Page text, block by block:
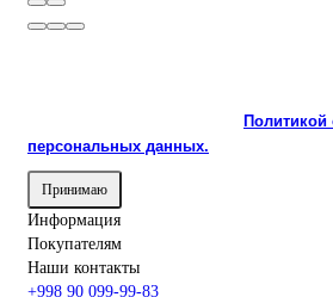
Политикой
персональных данных.
Принимаю
Информация
Покупателям
Наши контакты
+998 90 099-99-83